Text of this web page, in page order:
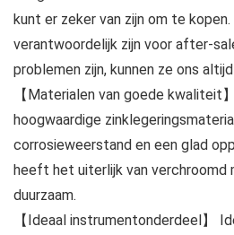
kunt er zeker van zijn om te
verantwoordelijk zijn voor after-
problemen zijn, kunnen ze ons
【Materialen van goede kwaliteit
hoogwaardige
corrosieweerstand en een glad
heeft het uiterlijk van verchroomd
duurzaam.
【Ideaal instrumentonderdeel】